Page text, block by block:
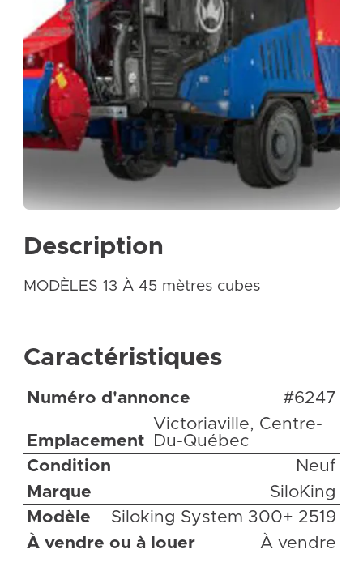
Description
MODÈLES 13 À 45 mètres cubes
Caractéristiques
Numéro d'annonce #6247
Emplacement
Victoriaville, Centre-
Du-Québec
Condition
Neuf
Marque
SiloKing
Modèle
Siloking System 300+ 2519
À vendre ou à louer
À vendre